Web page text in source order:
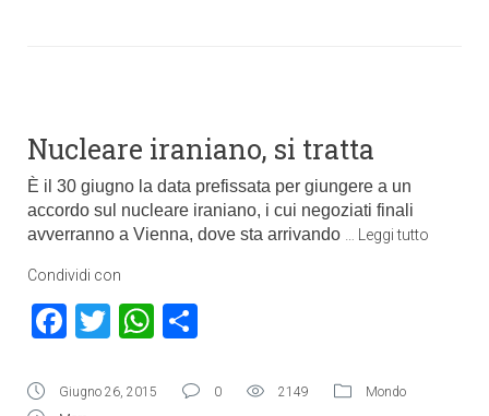
Nucleare iraniano, si tratta
È il 30 giugno la data prefissata per giungere a un
accordo sul nucleare iraniano, i cui negoziati finali
avverranno a Vienna, dove sta arrivando … Leggi tutto
Condividi con
Facebook
TwitterWhatsApp
Giugno 26, 2015 0 2149
Mondo